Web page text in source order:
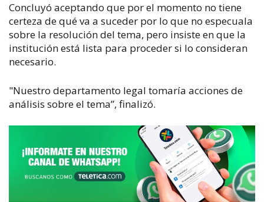
Concluyó aceptando que por el momento no tiene
certeza de qué va a suceder por lo que no especuala
sobre la resolución del tema, pero insiste en que la
institución está lista para proceder si lo consideran
necesario.
"Nuestro departamento legal tomaría acciones de
análisis sobre el tema”, finalizó.